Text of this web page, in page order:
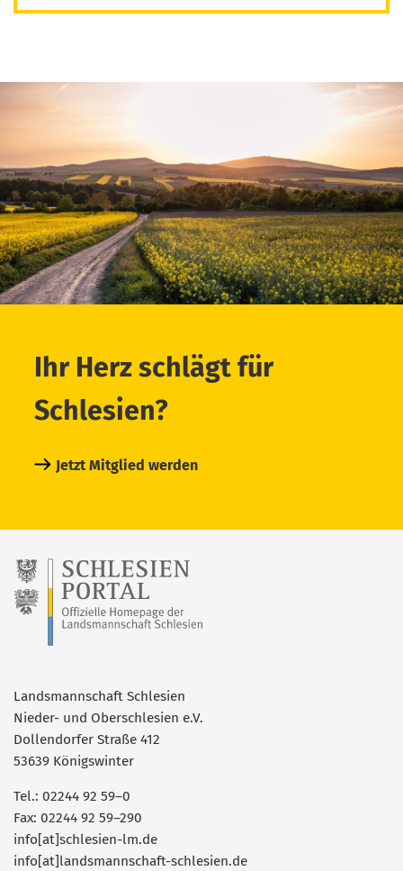
Ihr Herz schlägt für
Schlesien?
Jetzt Mitglied werden
Landsmannschaft Schlesien
Nieder- und Oberschlesien e.V.
Dollendorfer Straße 412
53639 Königswinter
Tel.: 02244 92 59–0
Fax: 02244 92 59–290
info[at]schlesien-lm.de
info[at]landsmannschaft-schlesien.de